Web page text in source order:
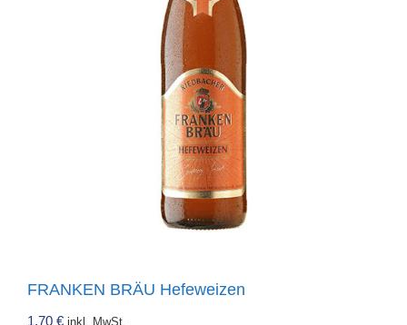
FRANKEN BRÄU Hefeweizen
1,70 € inkl. MwSt.